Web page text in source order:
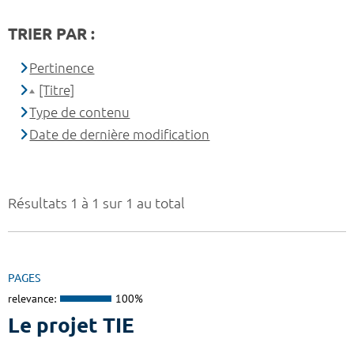
Résultats 1 à 1 sur 1 au total
PAGES
relevance: 100%
Le projet TIE
TRIER PAR :
Pertinence
[Titre]
Type de contenu
Date de dernière modification